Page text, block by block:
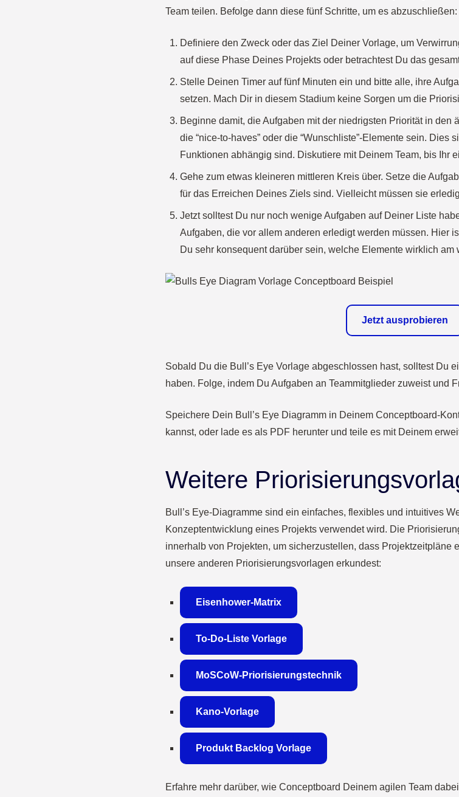
Team teilen. Befolge dann diese fünf Schritte, um es abzuschließen:
Definiere den Zweck oder das Ziel Deiner Vorlage, um
auf diese Phase Deines Projekts oder betrachtest Du das
Stelle Deinen Timer auf fünf Minuten ein und bitte alle, ihre
setzen. Mach Dir in diesem Stadium keine Sorgen um die
Beginne damit, die Aufgaben mit der niedrigsten Priorität in den
die “nice-to-haves” oder die “Wunschliste”-Elemente sein. Dies
Funktionen abhängig sind. Diskutiere mit Deinem Team, bis Ihr
Gehe zum etwas kleineren mittleren Kreis über. Setze die
für das Erreichen Deines Ziels sind. Vielleicht müssen sie
Jetzt solltest Du nur noch wenige Aufgaben auf Deiner Liste
Aufgaben, die vor allem anderen erledigt werden müssen. Hier
Du sehr konsequent darüber sein, welche Elemente wirklich am
Jetzt ausprobieren
Sobald Du die Bull’s Eye Vorlage abgeschlossen hast, solltest Du
haben. Folge, indem Du Aufgaben an Teammitglieder zuweist und
Speichere Dein Bull’s Eye Diagramm in Deinem Conceptboard-
kannst, oder lade es als PDF herunter und teile es mit Deinem
Weitere
Bull’s Eye-Diagramme sind ein einfaches, flexibles und intuitives
Konzeptentwicklung eines Projekts verwendet wird. Die
innerhalb von Projekten, um sicherzustellen, dass Projektzeitpläne
unsere anderen Priorisierungsvorlagen erkundest:
Eisenhower-Matrix
To-Do-Liste Vorlage
MoSCoW-Priorisierungstechnik
Kano-Vorlage
Produkt Backlog Vorlage
Erfahre mehr darüber, wie Conceptboard Deinem agilen Team